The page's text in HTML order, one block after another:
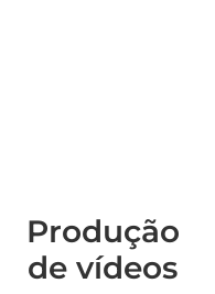
Produção
de vídeos